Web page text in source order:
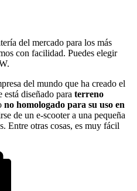
del mercado para los más
con facilidad. Puedes elegir
del mundo que ha creado el
diseñado para terreno
no homologado para su uso en
de un e-scooter a una pequeña
Entre otras cosas, es muy fácil